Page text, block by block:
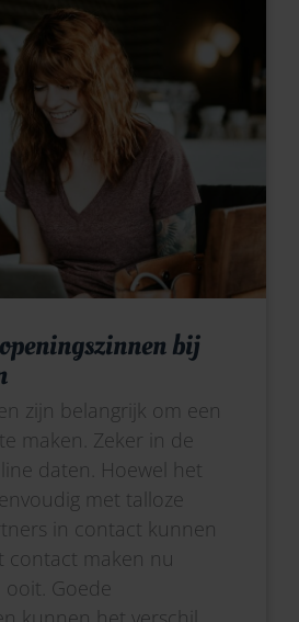
bij
zijn belangrijk om een
maken. Zeker in de
daten. Hoewel het
met talloze
in contact kunnen
contact maken nu
Goede